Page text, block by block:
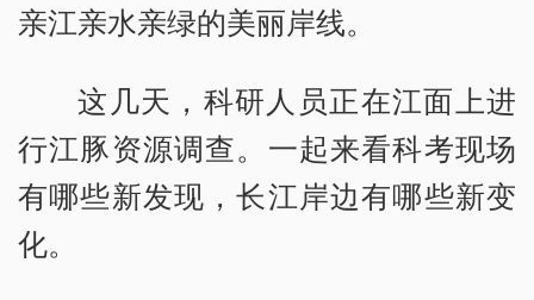
亲江亲水亲绿的美丽岸线。
这几天，科研人员正在江面上进
行江豚资源调查。一起来看科考现场
有哪些新发现，长江岸边有哪些新变
化。